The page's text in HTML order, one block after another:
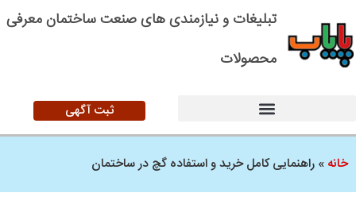
تبلیغات و نیازمندی های صنعت ساختمان معرفی
محصولات
ثبت آگهی
خانه » راهنمایی کامل خرید و استفاده گچ در ساختمان